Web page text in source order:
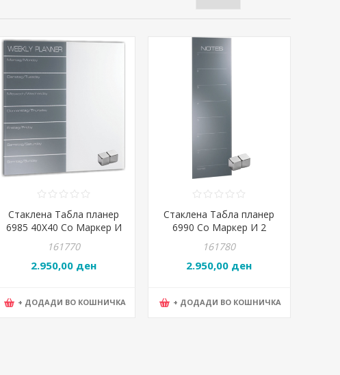
Стаклена Табла планер
6985 40Х40 Со Маркер И
2 Магнетни Коцки
161770
2.950,00 ден
+ ДОДАДИ ВО КОШНИЧКА
Стаклена Табла планер
6990 Со Маркер И 2
Магнети 78Х24
161780
2.950,00 ден
+ ДОДАДИ ВО КОШНИЧКА